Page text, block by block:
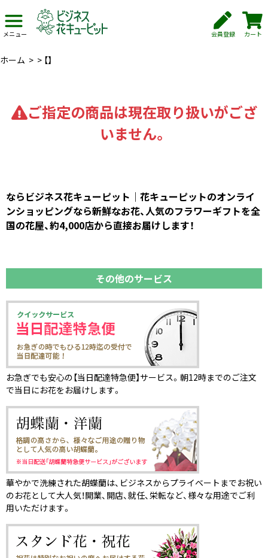
メニュー 会員登録 カート
ホーム > > 【】
ご指定の商品は現在取り扱いがござ
いません。
ならビジネス花キューピット｜花キューピットのオンライ
ンショッピングなら新鮮なお花、人気のフラワーギフトを全
国の花屋、約4,000店から直接お届けします！
その他のサービス
お急ぎでも安心の【当日配達特急便】サービス。朝12時までのご注文
で当日にお花をお届けします。
華やかで洗練された胡蝶蘭は、ビジネスからプライベートまでお祝い
のお花として大人気！開業、開店、就任、栄転など、様々な用途でご利
用いただけます。